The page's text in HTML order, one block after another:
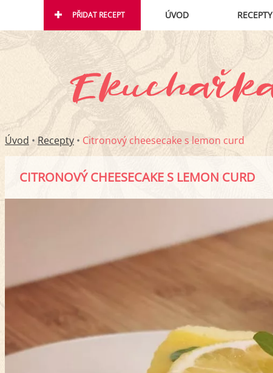
PŘIDAT RECEPT ÚVOD RECEPTY
Úvod • Recepty • Citronový cheesecake s lemon curd
CITRONOVÝ CHEESECAKE S LEMON CURD